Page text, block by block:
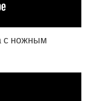
с ножным